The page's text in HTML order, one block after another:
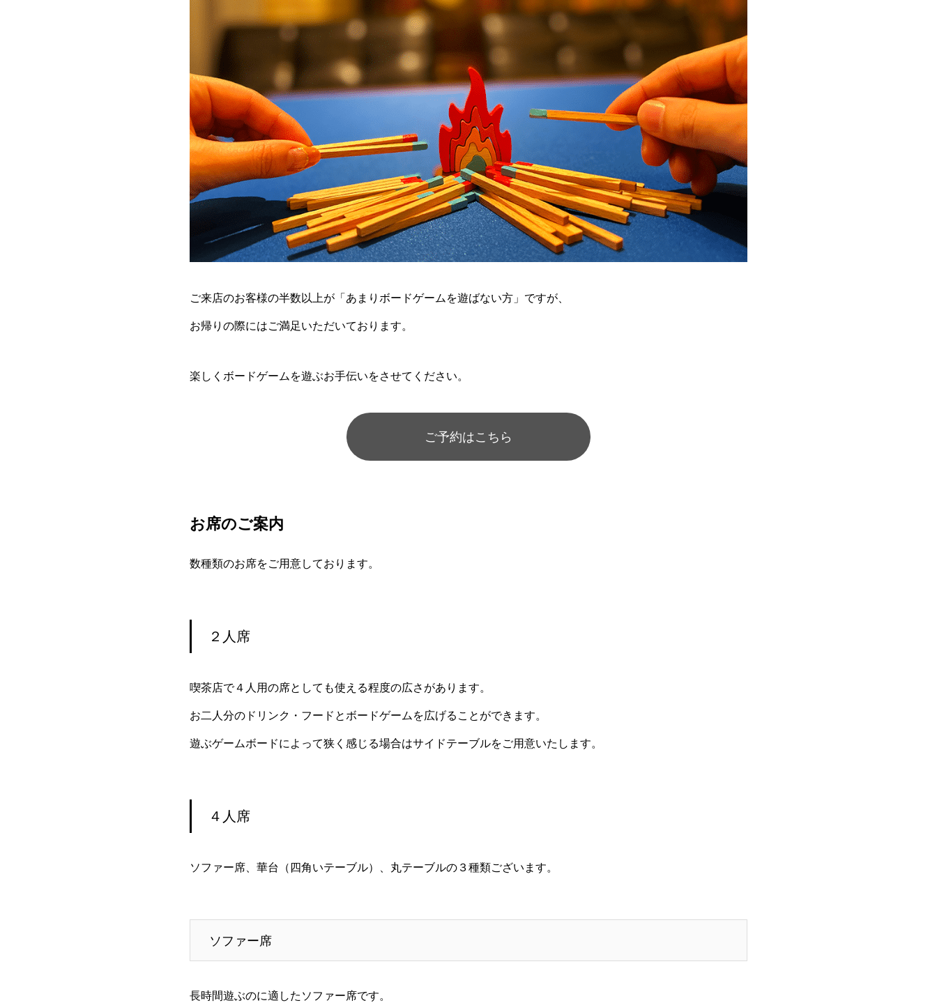
ご来店のお客様の半数以上が「あまりボードゲームを遊ばない方」ですが、
お帰りの際にはご満足いただいております。
楽しくボードゲームを遊ぶお手伝いをさせてください。
ご予約はこちら
お席のご案内
数種類のお席をご用意しております。
２人席
喫茶店で４人用の席としても使える程度の広さがあります。
お二人分のドリンク・フードとボードゲームを広げることができます。
遊ぶゲームボードによって狭く感じる場合はサイドテーブルをご用意いたします。
４人席
ソファー席、華台（四角いテーブル）、丸テーブルの３種類ございます。
ソファー席
長時間遊ぶのに適したソファー席です。